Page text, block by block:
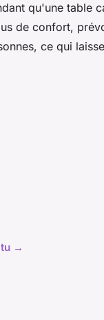
qu'une table
de confort,
ce qui
→